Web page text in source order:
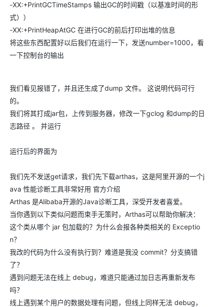
-XX:+PrintGCTimeStamps 输出GC的时间戳（以基准时间的形
式））
-XX:+PrintHeapAtGC 在进行GC的前后打印出堆的信息
将这些东西配置好以后我们在运行一下，发送number=1000，看
一下控制台的输出
我们看见报错了，并且还生成了dump 文件。 这说明代码可行
的。
我们将其打成jar包，上传到服务器，修改一下gclog 和dump的日
志路径 。 并运行
运行后的界面为
我们先不发送get请求，我们先下载arthas，这是阿里开源的一个j
ava 性能诊断工具非常好用 官方介绍
Arthas 是Alibaba开源的Java诊断工具，深受开发者喜爱。
当你遇到以下类似问题而束手无策时，Arthas可以帮助你解决：
这个类从哪个 jar 包加载的？为什么会报各种类相关的 Exceptio
n？
我改的代码为什么没有执行到？难道是我没 commit？分支搞错
了？
遇到问题无法在线上 debug，难道只能通过加日志再重新发布
吗？
线上遇到某个用户的数据处理有问题，但线上同样无法 debug，